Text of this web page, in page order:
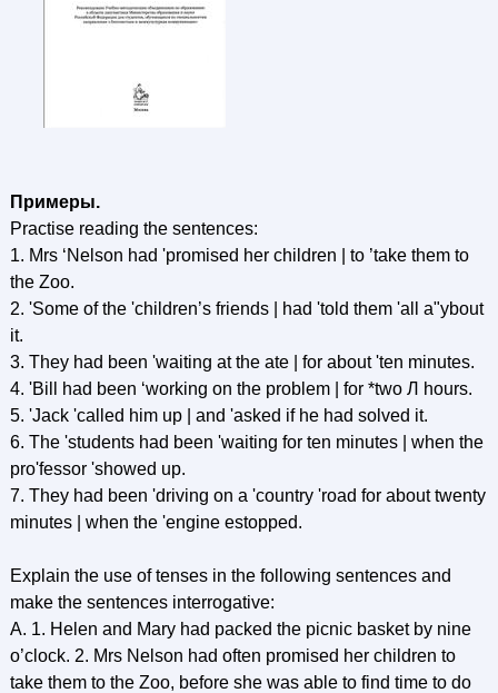
Примеры.
Practise reading the sentences:
1. Mrs ‘Nelson had 'promised her children | to ’take them to
the Zoo.
2. 'Some of the 'children’s friends | had 'told them 'all a"ybout
it.
3. They had been 'waiting at the ate | for about 'ten minutes.
4. 'Bill had been ‘working on the problem | for *two Л hours.
5. 'Jack 'called him up | and 'asked if he had solved it.
6. The 'students had been 'waiting for ten minutes | when the
pro'fessor 'showed uр.
7. They had been 'driving on a 'country 'road for about twenty
minutes | when the 'engine estopped.
Explain the use of tenses in the following sentences and
make the sentences interrogative:
A. 1. Helen and Mary had packed the picnic basket by nine
o’clock. 2. Mrs Nelson had often promised her children to
take them to the Zoo, before she was able to find time to do